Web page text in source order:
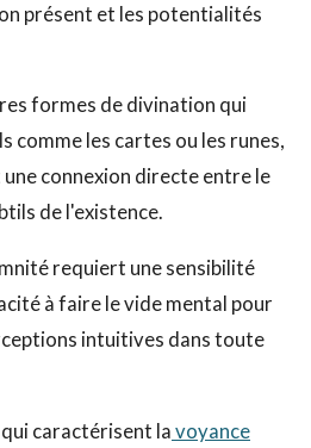
présent et les potentialités
formes de divination qui
comme les cartes ou les runes,
connexion directe entre le
de l'existence.
requiert une sensibilité
à faire le vide mental pour
intuitives dans toute
qui caractérisent la voyance